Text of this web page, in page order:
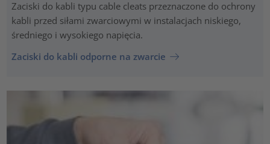
Zaciski do kabli typu cable cleats przeznaczone do ochrony
kabli przed siłami zwarciowymi w instalacjach niskiego,
średniego i wysokiego napięcia.
Zaciski do kabli odporne na zwarcie